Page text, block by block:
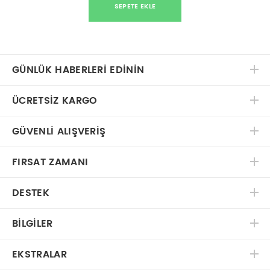
SEPETE EKLE
GÜNLÜK HABERLERİ EDİNİN
ÜCRETSIZ KARGO
GÜVENLI ALIŞVERIŞ
FIRSAT ZAMANI
DESTEK
BILGILER
EKSTRALAR